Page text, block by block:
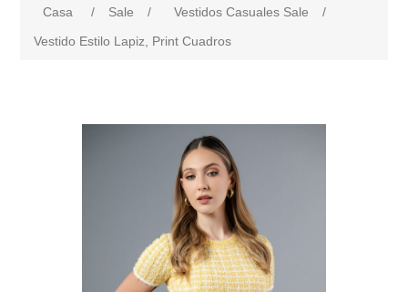
Casa / Sale / Vestidos Casuales Sale
/
Vestido Estilo Lapiz, Print Cuadros